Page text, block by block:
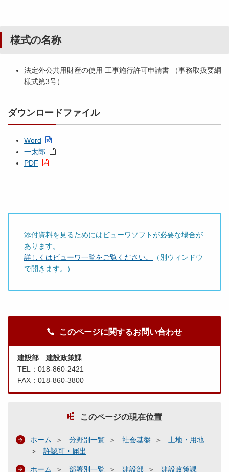
様式の名称
法定外公共用財産の使用 工事施行許可申請書 （事務取扱要綱
様式第3号）
ダウンロードファイル
Word
一太郎
PDF
添付資料を見るためにはビューワソフトが必要な場合が
あります。
詳しくはビューワ一覧をご覧ください。
（別ウィンドウ
で開きます。）
このページに関するお問い合わせ
建設部 建設政策課
TEL：018-860-2421
FAX：018-860-3800
このページの現在位置
ホーム 分野別一覧 社会基盤
土地・用地
許認可・届出
ホーム 部署別一覧 建設部 建設政策課